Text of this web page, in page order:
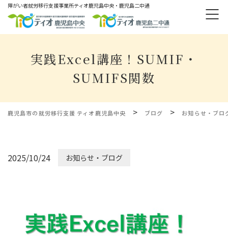
障がい者就労移⾏⽀援事業所ティオ⿅児島中央・鹿児島二中通
実践Excel講座！SUMIF・
SUMIFS関数
鹿児島市の就労移行支援 ティオ鹿児島中央 > ブログ > お知らせ・ブロ
2025/10/24 お知らせ・ブログ